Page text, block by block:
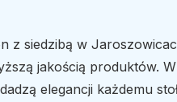
z siedzibą w
jakością produktów.
elegancji każdemu